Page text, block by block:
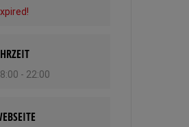
- 22:00